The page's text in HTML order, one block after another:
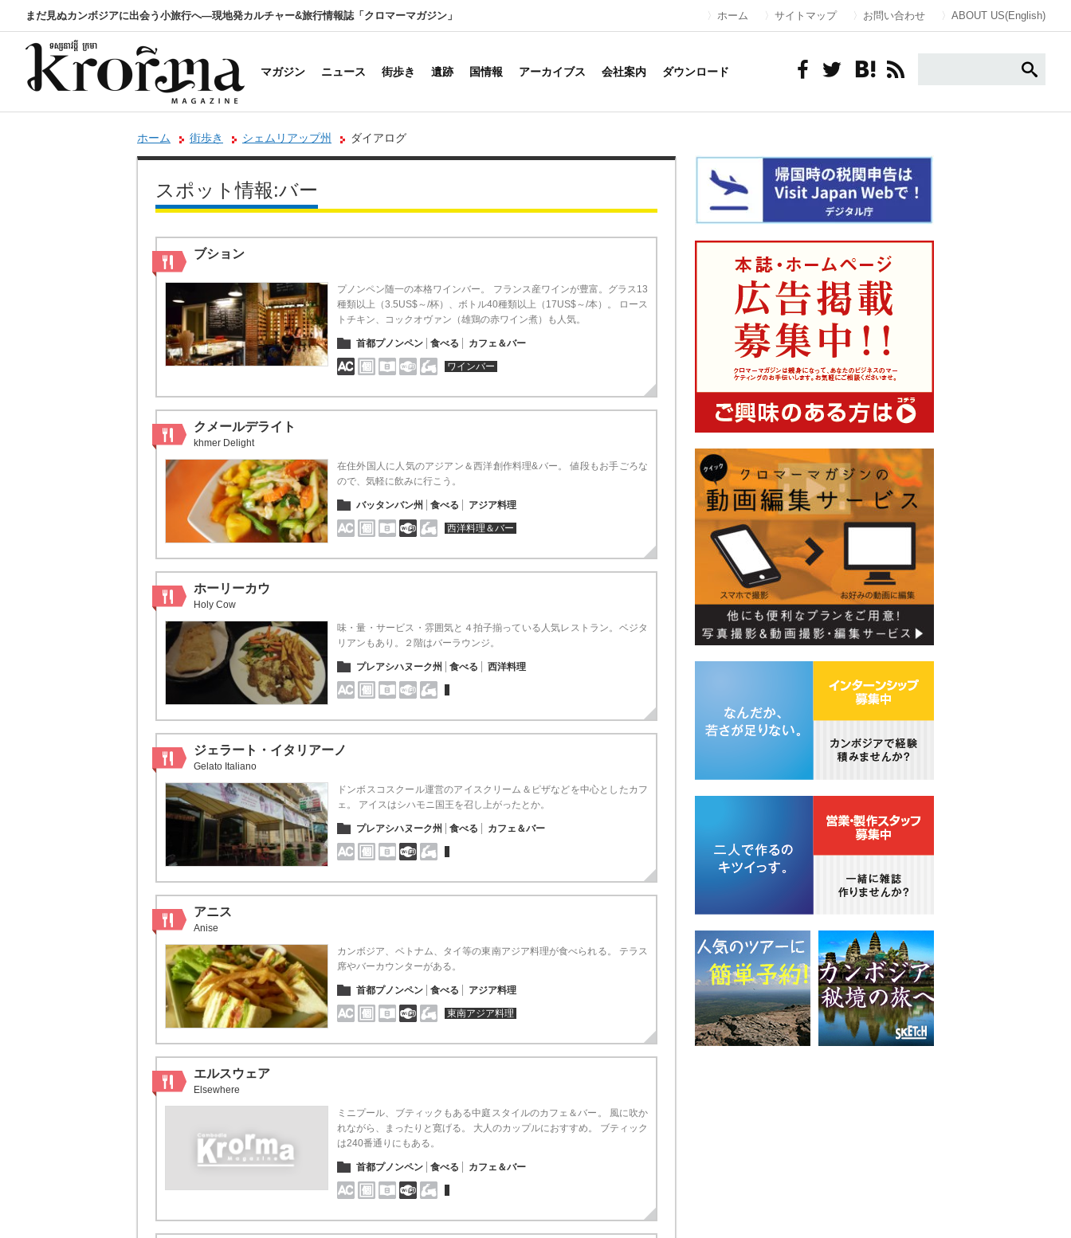
まだ見ぬカンボジアに出会う小旅行へ―現地発カルチャー&旅行情報誌「クロマーマガジン」 ホーム サイトマップ お問い合わせ ABOUT US(English)
マガジン ニュース 街歩き 遺跡 国情報 アーカイブス 会社案内 ダウンロード
ホーム 街歩き シェムリアップ州 ダイアログ
スポット情報:バー
ブション
プノンペン随一の本格ワインバー。 フランス産ワインが豊富。グラス13
種類以上（3.5US$～/杯）、ボトル40種類以上（17US$～/本）。 ロース
トチキン、コックオヴァン（雄鶏の赤ワイン煮）も人気。
首都プノンペン 食べる カフェ＆バー
ワインバー
クメールデライト
khmer Delight
在住外国人に人気のアジアン＆西洋創作料理&バー。 値段もお手ごろな
ので、気軽に飲みに行こう。
バッタンバン州 食べる アジア料理
西洋料理＆バー
ホーリーカウ
Holy Cow
味・量・サービス・雰囲気と４拍子揃っている人気レストラン。ベジタ
リアンもあり。２階はバーラウンジ。
プレアシハヌーク州 食べる 西洋料理
ジェラート・イタリアーノ
Gelato Italiano
ドンボスコスクール運営のアイスクリーム＆ピザなどを中心としたカフ
ェ。 アイスはシハモニ国王を召し上がったとか。
プレアシハヌーク州 食べる カフェ＆バー
アニス
Anise
カンボジア、ベトナム、タイ等の東南アジア料理が食べられる。 テラス
席やバーカウンターがある。
首都プノンペン 食べる アジア料理
東南アジア料理
エルスウェア
Elsewhere
ミニプール、ブティックもある中庭スタイルのカフェ＆バー。 風に吹か
れながら、まったりと寛げる。 大人のカップルにおすすめ。 ブティック
は240番通りにもある。
首都プノンペン 食べる カフェ＆バー